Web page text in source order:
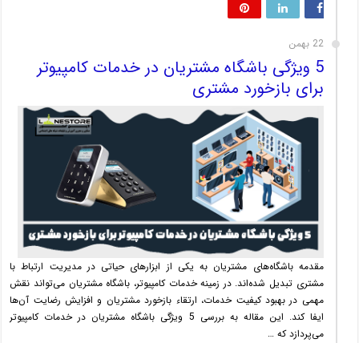
22 بهمن
5 ویژگی باشگاه مشتریان در خدمات کامپیوتر
برای بازخورد مشتری
مقدمه باشگاه‌های مشتریان به یکی از ابزارهای حیاتی در مدیریت ارتباط با
مشتری تبدیل شده‌اند. در زمینه خدمات کامپیوتر، باشگاه مشتریان می‌تواند نقش
مهمی در بهبود کیفیت خدمات، ارتقاء بازخورد مشتریان و افزایش رضایت آن‌ها
ایفا کند. این مقاله به بررسی 5 ویژگی باشگاه مشتریان در خدمات کامپیوتر
می‌پردازد که …